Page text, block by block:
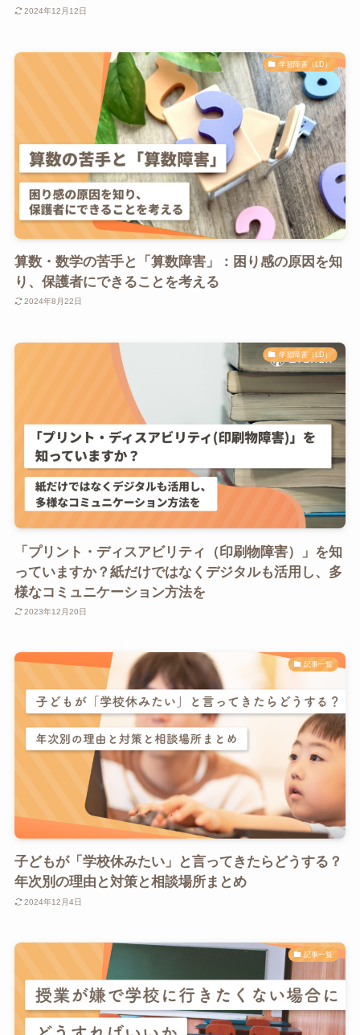
2024年12月12日
学習障害（LD）
算数・数学の苦手と「算数障害」：困り感の原因を知
り、保護者にできることを考える
2024年8月22日
学習障害（LD）
「プリント・ディスアビリティ（印刷物障害）」を知
っていますか？紙だけではなくデジタルも活用し、多
様なコミュニケーション方法を
2023年12月20日
記事一覧
子どもが「学校休みたい」と言ってきたらどうする？
年次別の理由と対策と相談場所まとめ
2024年12月4日
記事一覧